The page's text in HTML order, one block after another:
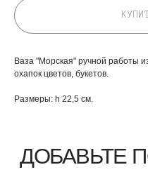
Ваза "Морская" ручной работы
охапок цветов, букетов.
Размеры: h 22,5 см.